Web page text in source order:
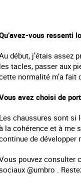
vous ressenti
début, j’étais assez
les tacles, passer aux
normalité m’a fait
avez choisi de
Les chaussures sont si
la cohérence et à me
de développer
pouvez consulter
@umbro .